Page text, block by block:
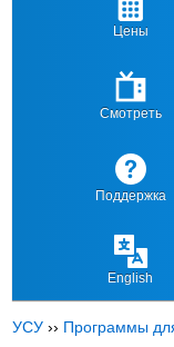
Цены
Смотреть
Поддержка
English
УСУ ›› Программы